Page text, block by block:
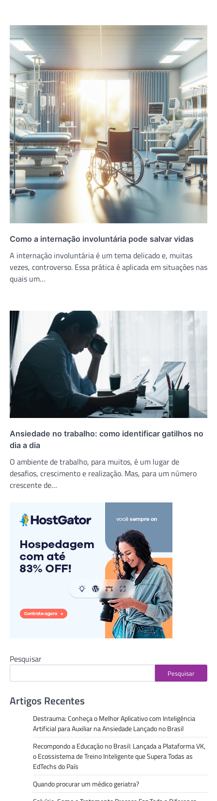
Como a internação involuntária pode salvar vidas
A internação involuntária é um tema delicado e, muitas
vezes, controverso. Essa prática é aplicada em situações nas
quais um…
Ansiedade no trabalho: como identificar gatilhos no
dia a dia
O ambiente de trabalho, para muitos, é um lugar de
desafios, crescimento e realização. Mas, para um número
crescente de…
Pesquisar
Pesquisar
Artigos Recentes
Destrauma: Conheça o Melhor Aplicativo com Inteligência
Artificial para Auxiliar na Ansiedade Lançado no Brasil
Recompondo a Educação no Brasil: Lançada a Plataforma VK,
o Ecossistema de Treino Inteligente que Supera Todas as
EdTechs do País
Quando procurar um médico geriatra?